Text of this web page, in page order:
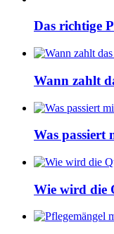
Das richtige
Wann zahlt
Was passiert
Wie wird die